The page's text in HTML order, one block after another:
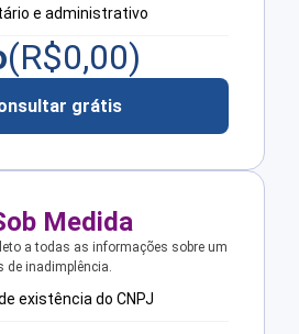
e administrativo
(R$0,00)
grátis
Medida
a todas as informações sobre um
de inadimplência.
existência do CNPJ